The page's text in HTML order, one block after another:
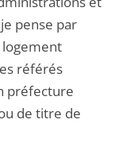
pense par
référés
préfecture
de titre de